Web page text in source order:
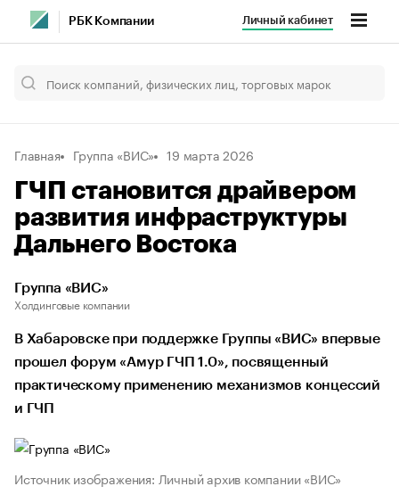
РБК Компании Личный кабинет
Главная Группа «ВИС» 19 марта 2026
ГЧП становится драйвером
развития инфраструктуры
Дальнего Востока
Группа «ВИС»
Холдинговые компании
В Хабаровске при поддержке Группы «ВИС» впервые
прошел форум «Амур ГЧП 1.0», посвященный
практическому применению механизмов концессий
и ГЧП
Источник изображения: Личный архив компании «ВИС»